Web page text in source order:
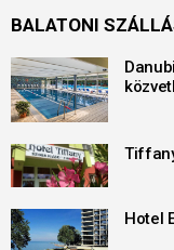
BALATONI
Hotel